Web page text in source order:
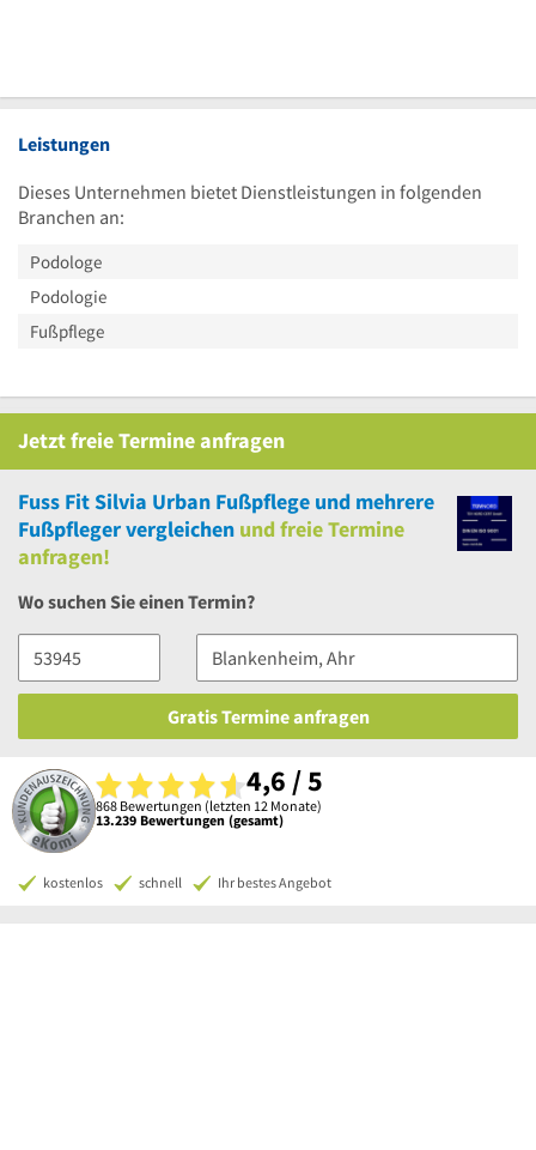
Leistungen
Dieses Unternehmen bietet Dienstleistungen in folgenden
Branchen an:
Podologe
Podologie
Fußpflege
JetztfreieTermine anfragen
Fuss Fit Silvia Urban Fußpflege und mehrere
Fußpfleger vergleichen undfreieTermine
anfragen!
Wo suchen Sie einen Termin?
Gratis Termine anfragen
4,6 / 5
868 Bewertungen (letzten 12 Monate)
13.239 Bewertungen (gesamt)
kostenlos schnell Ihr bestes Angebot